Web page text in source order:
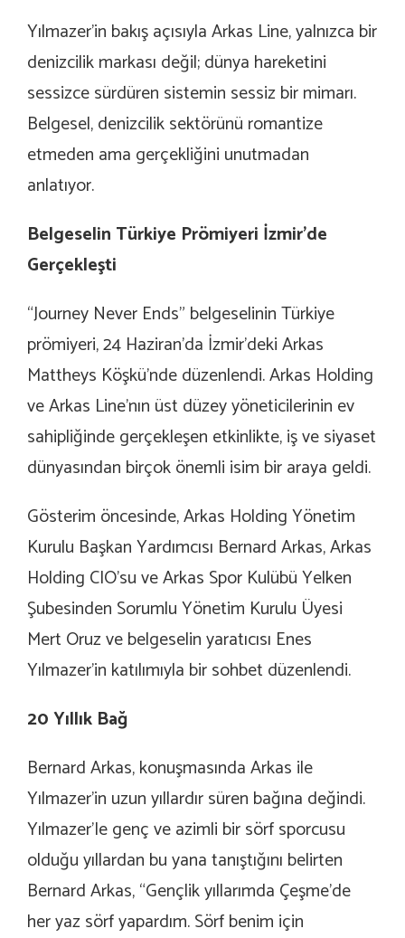
Yılmazer’in bakış açısıyla Arkas Line, yalnızca bir
denizcilik markası değil; dünya hareketini
sessizce sürdüren sistemin sessiz bir mimarı.
Belgesel, denizcilik sektörünü romantize
etmeden ama gerçekliğini unutmadan
anlatıyor.
Belgeselin Türkiye Prömiyeri İzmir’de
Gerçekleşti
“Journey Never Ends” belgeselinin Türkiye
prömiyeri, 24 Haziran’da İzmir’deki Arkas
Mattheys Köşkü’nde düzenlendi. Arkas Holding
ve Arkas Line’nın üst düzey yöneticilerinin ev
sahipliğinde gerçekleşen etkinlikte, iş ve siyaset
dünyasından birçok önemli isim bir araya geldi.
Gösterim öncesinde, Arkas Holding Yönetim
Kurulu Başkan Yardımcısı Bernard Arkas, Arkas
Holding CIO’su ve Arkas Spor Kulübü Yelken
Şubesinden Sorumlu Yönetim Kurulu Üyesi
Mert Oruz ve belgeselin yaratıcısı Enes
Yılmazer’in katılımıyla bir sohbet düzenlendi.
20 Yıllık Bağ
Bernard Arkas, konuşmasında Arkas ile
Yılmazer’in uzun yıllardır süren bağına değindi.
Yılmazer’Ie genç ve azimli bir sörf sporcusu
olduğu yıllardan bu yana tanıştığını belirten
Bernard Arkas, “Gençlik yıllarımda Çeşme’de
her yaz sörf yapardım. Sörf benim için